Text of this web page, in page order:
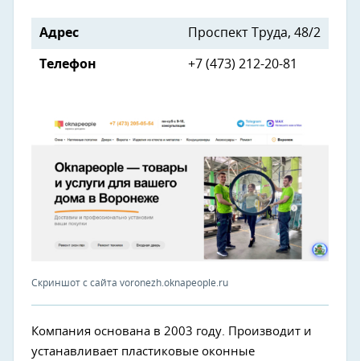
Адрес Проспект Труда, 48/2
Телефон +7 (473) 212-20-81
Скриншот с сайта voronezh.oknapeople.ru
Компания основана в 2003 году. Производит и
устанавливает пластиковые оконные